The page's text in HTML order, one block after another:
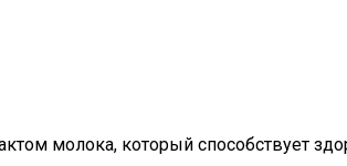
молока, который способствует